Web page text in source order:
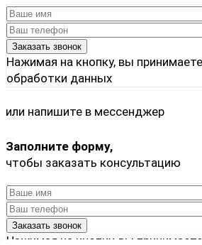
Нажимая на кнопку, вы принимаете
обработки данных
или напишите в мессенджер
Заполните форму,
чтобы заказать консультацию
Нажимая на кнопку, вы принимаете